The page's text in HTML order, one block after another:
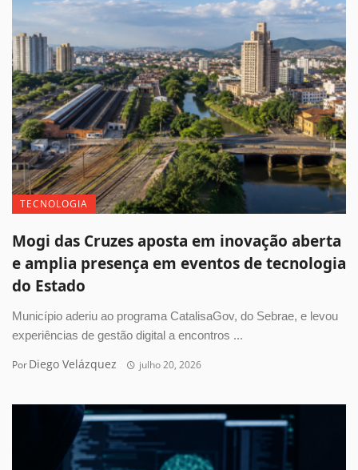
TECNOLOGIA
Mogi das Cruzes aposta em inovação aberta
e amplia presença em eventos de tecnologia
do Estado
Município aderiu ao programa CatalisaGov, do Sebrae, e levou
experiências de gestão digital a encontros ...
PorDiego Velázquez julho 20, 2026